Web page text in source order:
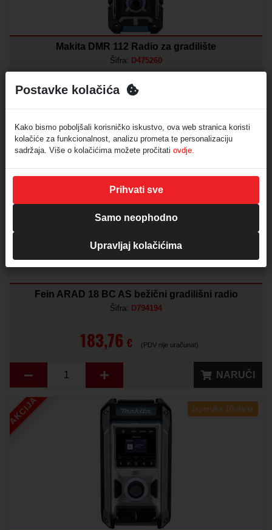
Makita DMR 112 Radio za gradilište
Šifra: D475260
176,80 €
NARUČI
AKCIJA
Fein ARAD 18 BC AS bežični gradilišni radio
Šifra: D794194
183,76 € (PDV nije uračunat)
NARUČI
AKCIJA Isporuka 10 dana
Postavke kolačića
Kako bismo poboljšali korisničko iskustvo, ova web stranica koristi
kolačiće za funkcionalnost, analizu prometa te personalizaciju
sadržaja. Više o kolačićima možete pročitati ovdje.
Prihvati sve
Samo neophodno
Upravljaj kolačićima